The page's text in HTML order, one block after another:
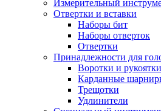
Измерительный
Отвертки и вставки
Наборы бит
Наборы отверток
Отвертки
Принадлежности для
Воротки и рукоятки
Карданные
Трещотки
Удлинители